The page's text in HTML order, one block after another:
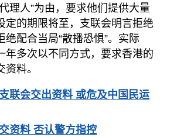
理人”为由，要求他们提供大量
定的期限将至，支联会明言拒绝
绝配合当局“散播恐惧”。实际
年多次以不同方式，要求香港的
料。
联会交出资料 或危及中国民运
资料 否认警方指控